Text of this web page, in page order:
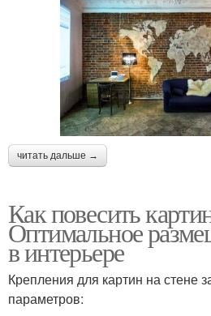
читать дальше →
Как повесить
Оптимальное
в интерьере
Крепления для картин на стене
параметров: